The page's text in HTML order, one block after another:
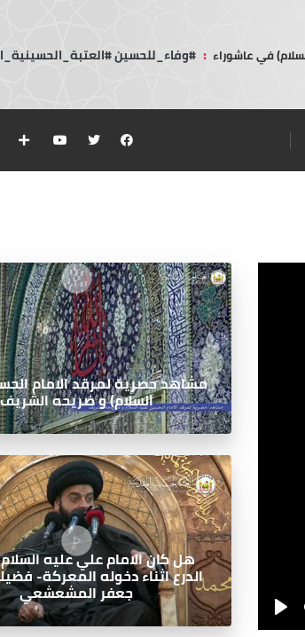
في عاشوراء : #وفاء_للحسين
Play
مشاهد حصرية لمرقد الامام
السلام) و ضريحه الشريف
هل كان الامام علي عليه
الدرع اثناء دخوله المعركة-
جعفر المشعشعي